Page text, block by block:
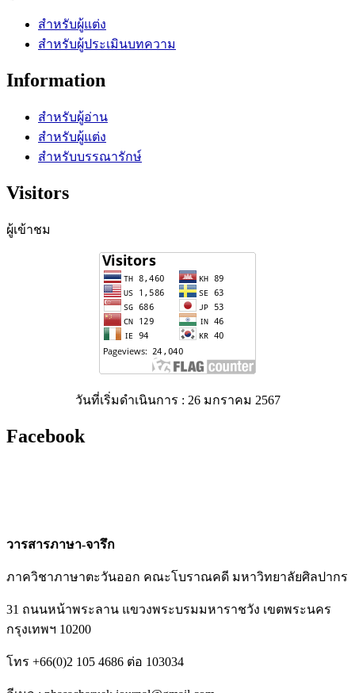
สำหรับผู้แต่ง
สำหรับผู้ประเมินบทความ
Information
สำหรับผู้อ่าน
สำหรับผู้แต่ง
สำหรับบรรณารักษ์
Visitors
ผู้เข้าชม
วันที่เริ่มดำเนินการ : 26 มกราคม 2567
Facebook
วารสารภาษา-จารึก
ภาควิชาภาษาตะวันออก คณะโบราณคดี มหาวิทยาลัยศิลปากร
31 ถนนหน้าพระลาน แขวงพระบรมมหาราชวัง เขตพระนคร
กรุงเทพฯ 10200
โทร +66(0)2 105 4686 ต่อ 103034